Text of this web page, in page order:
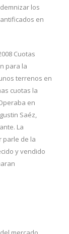
los
en
Cuotas
para la
terrenos en
cuotas la
en
Saéz,
La
parle de la
y vendido